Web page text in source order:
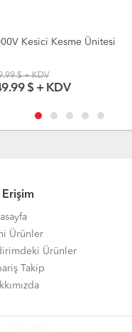
Kesici Kesme Ünitesi
299.99 $ + KDV
249.99 $ + KDV
Erişim
Ürünler
Ürünler
Takip